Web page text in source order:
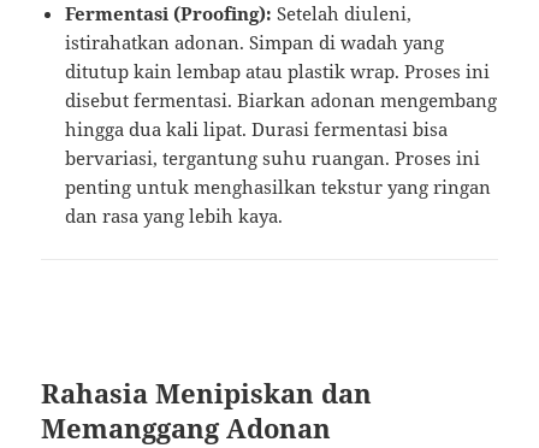
Fermentasi (Proofing): Setelah diuleni,
istirahatkan adonan. Simpan di wadah yang
ditutup kain lembap atau plastik wrap. Proses ini
disebut fermentasi. Biarkan adonan mengembang
hingga dua kali lipat. Durasi fermentasi bisa
bervariasi, tergantung suhu ruangan. Proses ini
penting untuk menghasilkan tekstur yang ringan
dan rasa yang lebih kaya.
Rahasia Menipiskan dan
Memanggang Adonan